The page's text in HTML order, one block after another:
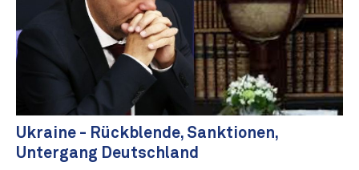
Ukraine - Rückblende, Sanktionen,
Untergang Deutschland